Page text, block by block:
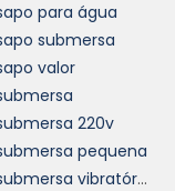
é a
vazões e
e da
torna a
uma
variedade de
para água
submersa
valor
220v
pequena
Bomba submersa vibratória